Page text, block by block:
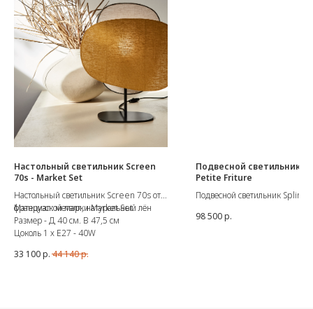
Настольный светильник Screen
70s - Market Set
Настольный светильник Screen 70s от
французской марки Market Set.
Материал: металл, натуральный лён
Размер - Д 40 см. В 47,5 см
Цоколь 1 х E27 - 40W
33 100р. 44 140р.
Подвесной светильник
Petite Friture
Подвесной светильник Spline
Spline – это универсальный
98 500р.